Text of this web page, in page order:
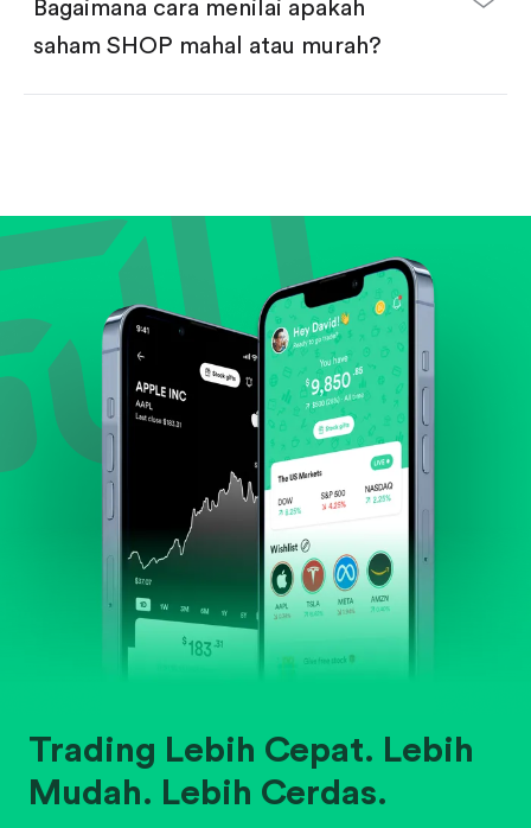
Bagaimana cara menilai apakah
saham SHOP mahal atau murah?
Lihat pertumbuhan pendapatan & laba.
Cek margin dan arus kas.
Evaluasi prospek bisnis dan posisi perusahaan di
industrinya.
Trading Lebih Cepat. Lebih
Mudah. Lebih Cerdas.